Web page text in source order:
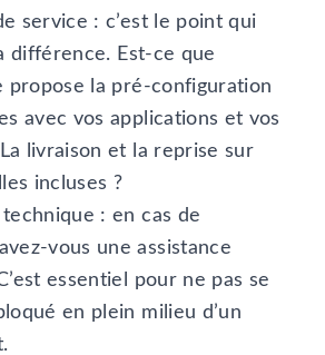
service : c’est le point qui
différence. Est-ce que
propose la pré-configuration
avec vos applications et vos
livraison et la reprise sur
incluses ?
technique : en cas de
vous une assistance
essentiel pour ne pas se
en plein milieu d’un